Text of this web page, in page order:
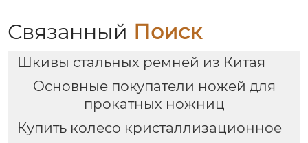
Связанный Поиск
Шкивы стальных ремней из Китая
Основные покупатели ножей для
прокатных ножниц
Купить колесо кристаллизационное